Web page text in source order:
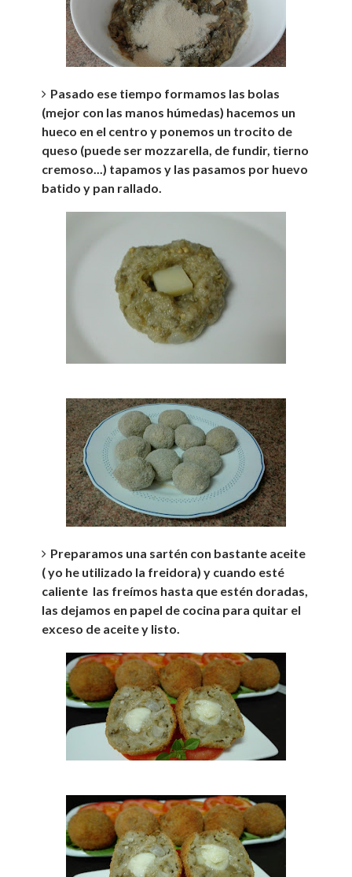
Pasado ese tiempo formamos las bolas
(mejor con las manos húmedas) hacemos un
hueco en el centro y ponemos un trocito de
queso (puede ser mozzarella, de fundir, tierno
cremoso...) tapamos y las pasamos por huevo
batido y pan rallado.
Preparamos una sartén con bastante aceite
( yo he utilizado la freidora) y cuando esté
caliente las freímos hasta que estén doradas,
las dejamos en papel de cocina para quitar el
exceso de aceite y listo.